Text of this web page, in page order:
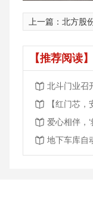
上一篇：北方股
【推荐阅读
北斗门业召
地下车库自